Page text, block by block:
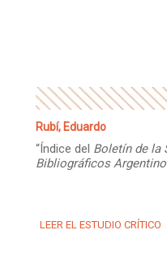
Rubí, Eduardo
“Índice del Boletín de la
Bibliográficos
LEER EL ESTUDIO CRÍTICO